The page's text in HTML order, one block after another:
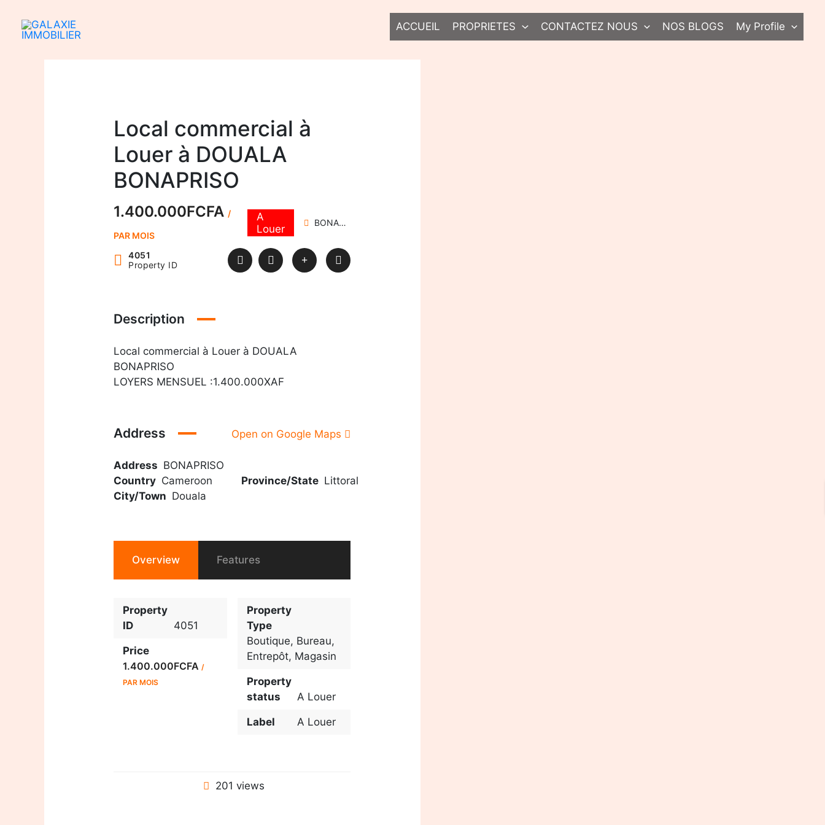
contenu
ACCUEIL PROPRIETES CONTACTEZ NOUS NOS BLOGS My Profile
Local commercial à
Louer à DOUALA
BONAPRISO
1.400.000FCFA /
PAR MOIS
A
Louer
BONAPRISO
4051
Property ID
Description
Local commercial à Louer à DOUALA
BONAPRISO
LOYERS MENSUEL :1.400.000XAF
Address
Address BONAPRISO
Country Cameroon Province/State Littoral
City/Town Douala
Open on Google Maps
Overview Features
Property
ID
4051
Price
1.400.000FCFA /
PAR MOIS
Property
Type
Boutique, Bureau,
Entrepôt, Magasin
Property
status
A Louer
Label A Louer
201 views